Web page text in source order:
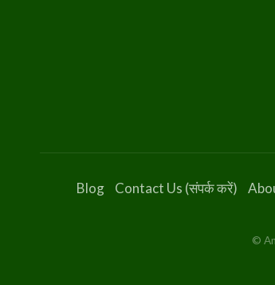
Blog Contact Us (संपर्क करें)
©